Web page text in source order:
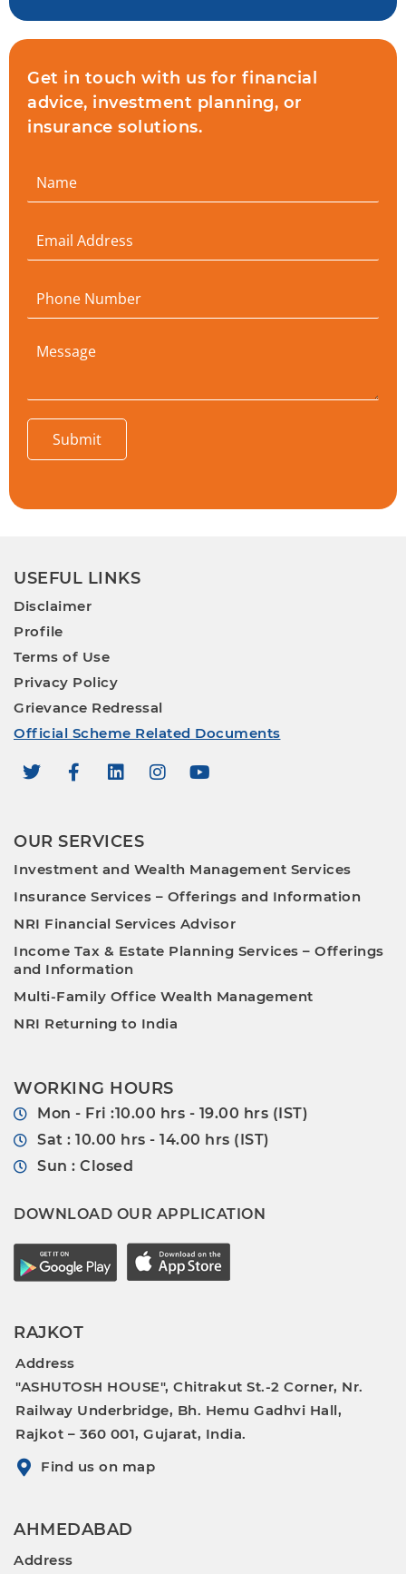
Get in touch with us for financial
advice, investment planning, or
insurance solutions.
Submit
USEFUL LINKS
Disclaimer
Profile
Terms of Use
Privacy Policy
Grievance Redressal
Official Scheme Related Documents
OUR SERVICES
Investment and Wealth Management Services
Insurance Services – Offerings and Information
NRI Financial Services Advisor
Income Tax & Estate Planning Services – Offerings
and Information
Multi-Family Office Wealth Management
NRI Returning to India
WORKING HOURS
Mon - Fri :10.00 hrs - 19.00 hrs (IST)
Sat : 10.00 hrs - 14.00 hrs (IST)
Sun : Closed
DOWNLOAD OUR APPLICATION
RAJKOT
Address
"ASHUTOSH HOUSE", Chitrakut St.-2 Corner, Nr.
Railway Underbridge, Bh. Hemu Gadhvi Hall,
Rajkot – 360 001, Gujarat, India.
Find us on map
AHMEDABAD
Address